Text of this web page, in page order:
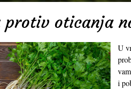
protiv oticanja
U
i